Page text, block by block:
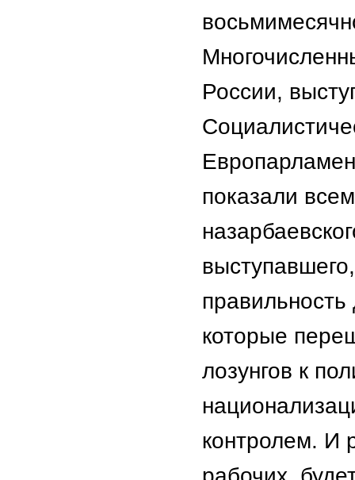
России,
показали
правильность
которые
лозунгов к
контролем. И